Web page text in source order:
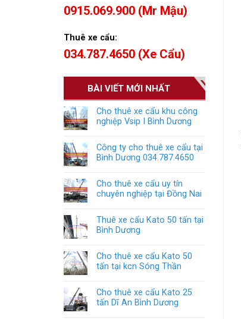
0915.069.900 (Mr Mậu)
Thuê xe cẩu:
034.787.4650 (Xe Cẩu)
BÀI VIẾT MỚI NHẤT
Cho thuê xe cẩu khu công
nghiệp Vsip I Bình Dương
Công ty cho thuê xe cẩu tại
Bình Dương 034.787.4650
Cho thuê xe cẩu uy tín
chuyên nghiệp tại Đồng Nai
Thuê xe cẩu Kato 50 tấn tại
Bình Dương
Cho thuê xe cẩu Kato 50
tấn tại kcn Sóng Thần
Cho thuê xe cẩu Kato 25
tấn Dĩ An Bình Dương